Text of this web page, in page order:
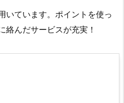
いています。ポイントを使っ
絡んだサービスが充実！